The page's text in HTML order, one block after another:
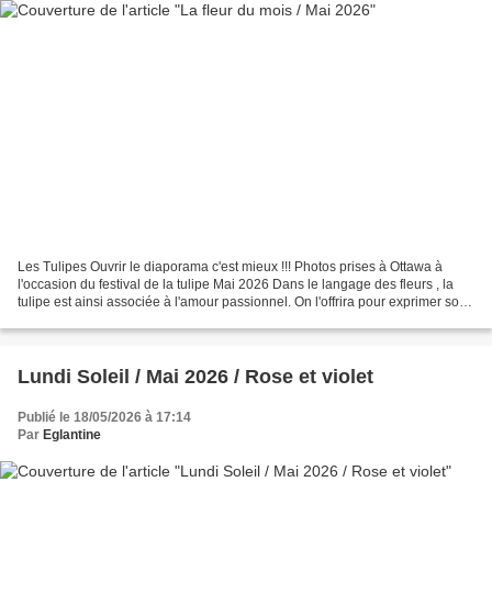
Les Tulipes Ouvrir le diaporama c'est mieux !!! Photos prises à Ottawa à
l'occasion du festival de la tulipe Mai 2026 Dans le langage des fleurs , la
tulipe est ainsi associée à l'amour passionnel. On l'offrira pour exprimer son
Lundi Soleil / Mai 2026 / Rose et violet
Publié le 18/05/2026 à 17:14
Par Eglantine